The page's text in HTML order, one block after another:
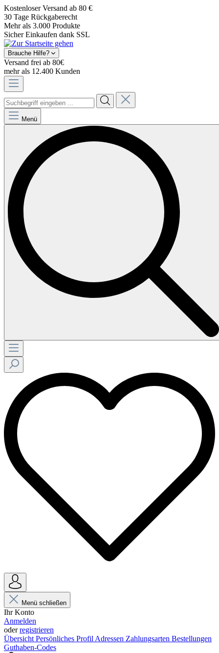
Kostenloser Versand ab 80 €
30 Tage Rückgaberecht
Mehr als 3.000 Produkte
Sicher Einkaufen dank SSL
Brauche Hilfe?
Versand frei ab 80€
mehr als 12.400 Kunden
Menü
Menü schließen
Ihr Konto
Anmelden
oderregistrieren
Übersicht Persönliches Profil Adressen Zahlungsarten Bestellungen
Guthaben-Codes